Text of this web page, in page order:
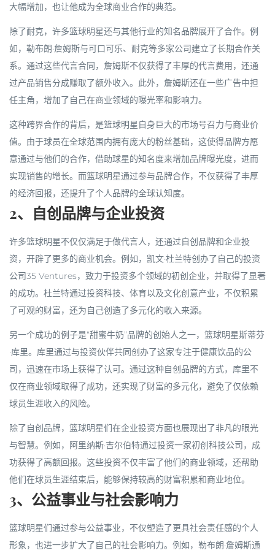
大幅增加，也让他成为全球商业合作的典范。
除了耐克，许多篮球明星还与其他行业的知名品牌展开了合作。例
如，勒布朗·詹姆斯与可口可乐、耐克等多家公司建立了长期合作关
系。通过这些代言合同，詹姆斯不仅获得了丰厚的代言费用，还通
过产品销售分成赚取了额外收入。此外，詹姆斯还在一些广告中担
任主角，增加了自己在商业领域的曝光率和影响力。
这种跨界合作的背后，是篮球明星自身巨大的市场号召力与商业价
值。由于球员在全球范围内拥有庞大的粉丝基础，这使得品牌方愿
意通过与他们的合作，借助球星的知名度来增加品牌曝光度，进而
实现销售的增长。而篮球明星通过参与品牌合作，不仅获得了丰厚
的经济回报，还提升了个人品牌的全球认知度。
2、自创品牌与企业投资
许多篮球明星不仅仅满足于做代言人，还通过自创品牌和企业投
资，开辟了更多的商业机会。例如，凯文·杜兰特创办了自己的投资
公司35 Ventures，致力于投资多个领域的初创企业，并取得了显著
的成功。杜兰特通过投资科技、体育以及文化创意产业，不仅积累
了可观的财富，还为自己创造了多元化的收入来源。
另一个成功的例子是“甜蜜牛奶”品牌的创始人之一，篮球明星斯蒂芬
·库里。库里通过与投资伙伴共同创办了这家专注于健康饮品的公
司，迅速在市场上获得了认可。通过这种自创品牌的方式，库里不
仅在商业领域取得了成功，还实现了财富的多元化，避免了仅依赖
球员生涯收入的风险。
除了自创品牌，篮球明星们在企业投资方面也展现出了非凡的眼光
与智慧。例如，阿里纳斯·吉尔伯特通过投资一家初创科技公司，成
功获得了高额回报。这些投资不仅丰富了他们的商业领域，还帮助
他们在球员生涯结束后，能够保持较高的财富积累和商业地位。
3、公益事业与社会影响力
篮球明星们通过参与公益事业，不仅塑造了更具社会责任感的个人
形象，也进一步扩大了自己的社会影响力。例如，勒布朗·詹姆斯通